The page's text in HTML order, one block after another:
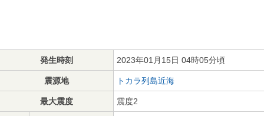
発生時刻 2023年01月15日 04時05分頃
震源地 トカラ列島近海
最大震度 震度2